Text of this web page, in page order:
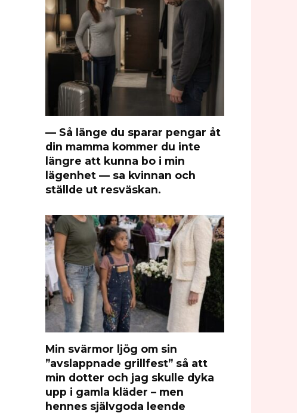
— Så länge du sparar pengar åt
din mamma kommer du inte
längre att kunna bo i min
lägenhet — sa kvinnan och
ställde ut resväskan.
Min svärmor ljög om sin
”avslappnade grillfest” så att
min dotter och jag skulle dyka
upp i gamla kläder – men
hennes självgoda leende